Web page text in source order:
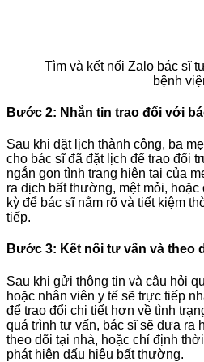
Tìm và kết nối Zalo bác sĩ
bệnh
Bước 2: Nhắn tin trao đổi với
Sau khi đặt lịch thành công, ba
cho bác sĩ đã đặt lịch để trao đổi
ngắn gọn tình trạng hiện tại của
ra dịch bất thường, mệt mỏi, hoặc
kỳ để bác sĩ nắm rõ và tiết kiệm
tiếp.
Bước 3: Kết nối tư vấn và theo
Sau khi gửi thông tin và câu hỏi
hoặc nhân viên y tế sẽ trực tiếp
để trao đổi chi tiết hơn về tình
quá trình tư vấn, bác sĩ sẽ đưa ra
theo dõi tại nhà, hoặc chỉ định
phát hiện dấu hiệu bất thường.